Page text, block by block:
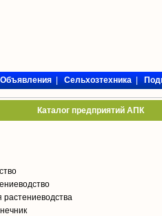
Объявления|Сельхозтехника|
Каталог предприятий АПК
растениеводства